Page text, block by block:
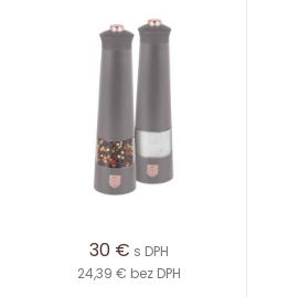
30 € s DPH
24,39 € bez DPH